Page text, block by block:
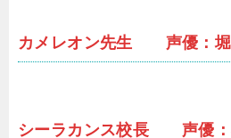
カメレオン先生 声優：堀
シーラカンス校長 声優：